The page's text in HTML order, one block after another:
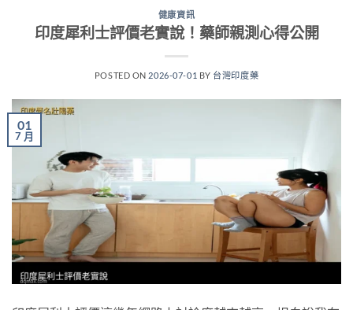
健康資訊
印度犀利士評價老實說！藥師親測心得公開
POSTED ON 2026-07-01 BY 台灣印度藥
01
7 月